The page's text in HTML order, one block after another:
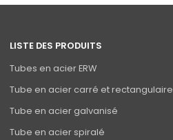
LISTE DES PRODUITS
Tubes en acier ERW
Tube en acier carré et rectangulaire
Tube en acier galvanisé
Tube en acier spiralé